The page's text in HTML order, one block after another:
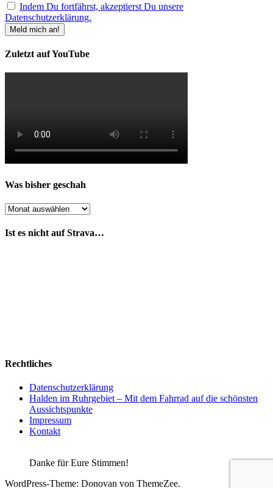
Indem Du fortfährst, akzeptierst Du unsere
Datenschutzerklärung.
Zuletzt auf YouTube
Was bisher geschah
Was
geschah
Ist es nicht auf Strava…
Rechtliches
Datenschutzerklärung
Halden im Ruhrgebiet – Mit dem Fahrrad auf die schönsten
Aussichtspunkte
Impressum
Kontakt
Danke für Eure Stimmen!
WordPress-Theme: Donovan von ThemeZee.